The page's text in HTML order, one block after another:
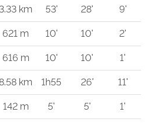
3.33 km 53' 28' 9'
621 m 10' 10' 2'
616 m 10' 10' 1'
km 1h55 26' 11'
142 m 5' 5' 1'